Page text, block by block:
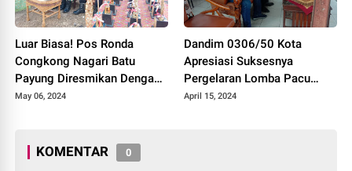
Luar Biasa! Pos Ronda
Congkong Nagari Batu
Payung Diresmikan Dengan
Meriah
May 06, 2024
Dandim 0306/50 Kota
Apresiasi Suksesnya
Pergelaran Lomba Pacu
Kuda Lebaran Cup 2024
April 15, 2024
KOMENTAR 0